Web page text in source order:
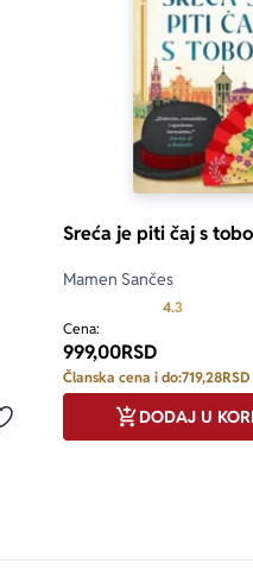
Dodaj u omiljene
Sreća je piti čaj s
Mamen Sančes
4.3Prosecna
Cena:
999,00RSD
Članska cena i do:719,28RSD
DODAJ U